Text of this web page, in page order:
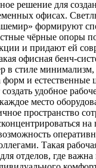
решение для
офисах.
формируют
чёрные опоры
и придают ей
офисная бенч-
в стиле
и естественные
удобное
место
пространство
Такая
отделов, где важна